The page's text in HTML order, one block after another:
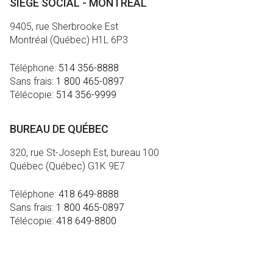
SIÈGE SOCIAL - MONTRÉAL
9405, rue Sherbrooke Est
Montréal (Québec) H1L 6P3
Téléphone: 514 356-8888
Sans frais: 1 800 465-0897
Télécopie: 514 356-9999
BUREAU DE QUÉBEC
320, rue St-Joseph Est, bureau 100
Québec (Québec) G1K 9E7
Téléphone: 418 649-8888
Sans frais: 1 800 465-0897
Télécopie: 418 649-8800